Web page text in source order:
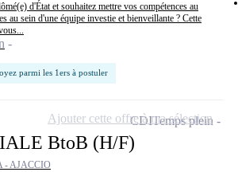
d'État et souhaitez mettre vos compétences au
au sein d'une équipe investie et bienveillante ? Cette
parmi les 1ers à postuler
BtoB (H/F)
- AJACCIO
CDITemps plein
Ajouter cette offre à ma sélection